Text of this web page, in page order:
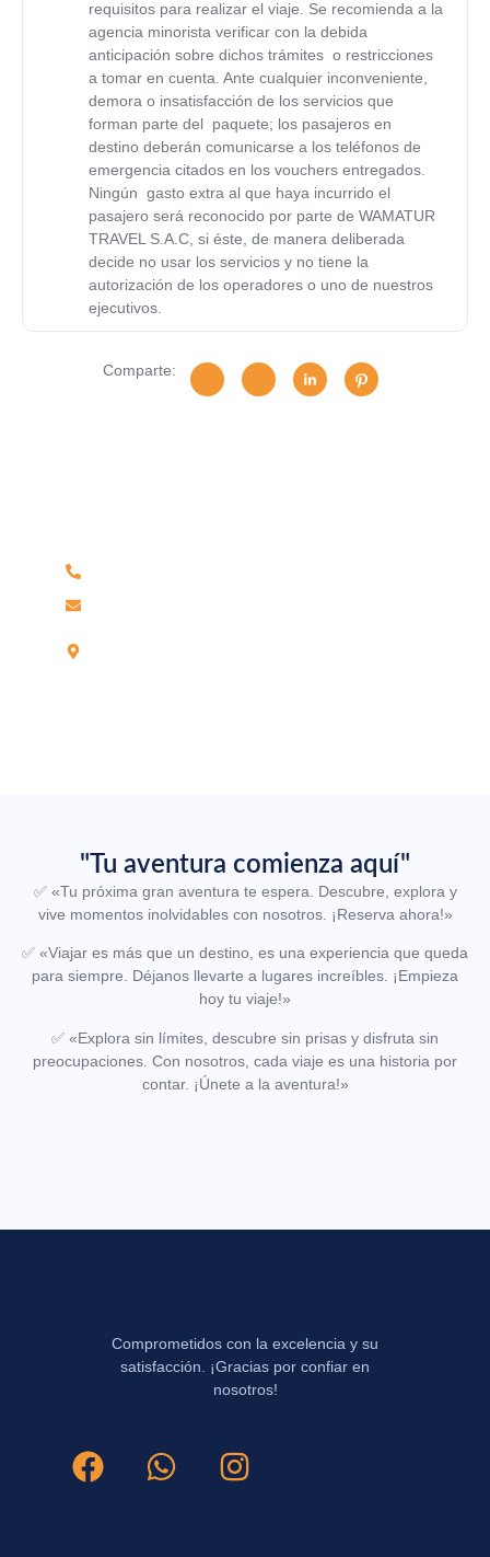
requisitos para realizar el viaje. Se recomienda a la
agencia minorista verificar con la debida
anticipación sobre dichos trámites o restricciones
a tomar en cuenta. Ante cualquier inconveniente,
demora o insatisfacción de los servicios que
forman parte del paquete; los pasajeros en
destino deberán comunicarse a los teléfonos de
emergencia citados en los vouchers entregados.
Ningún gasto extra al que haya incurrido el
pasajero será reconocido por parte de WAMATUR
TRAVEL S.A.C , si éste, de manera deliberada
decide no usar los servicios y no tiene la
autorización de los operadores o uno de nuestros
ejecutivos.
Comparte:
"Tu aventura comienza aquí"
✅ «Tu próxima gran aventura te espera. Descubre, explora y
vive momentos inolvidables con nosotros. ¡Reserva ahora!»
✅ «Viajar es más que un destino, es una experiencia que queda
para siempre. Déjanos llevarte a lugares increíbles. ¡Empieza
hoy tu viaje!»
✅ «Explora sin límites, descubre sin prisas y disfruta sin
preocupaciones. Con nosotros, cada viaje es una historia por
contar. ¡Únete a la aventura!»
Comprometidos con la excelencia y su
satisfacción. ¡Gracias por confiar en
nosotros!